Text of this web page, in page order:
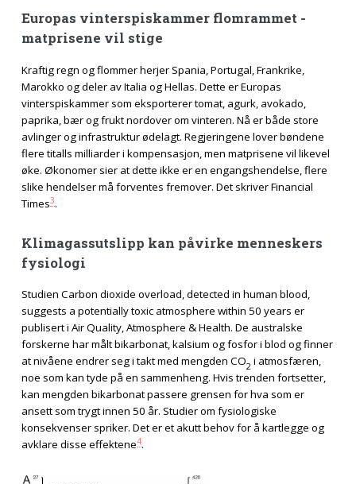
Europas vinterspiskammer flomrammet -
matprisene vil stige
Kraftig regn og flommer herjer Spania, Portugal, Frankrike,
Marokko og deler av Italia og Hellas. Dette er Europas
vinterspiskammer som eksporterer tomat, agurk, avokado,
paprika, bær og frukt nordover om vinteren. Nå er både store
avlinger og infrastruktur ødelagt. Regjeringene lover bøndene
flere titalls milliarder i kompensasjon, men matprisene vil likevel
øke. Økonomer sier at dette ikke er en engangshendelse, flere
slike hendelser må forventes fremover. Det skriver Financial
Times3.
Klimagassutslipp kan påvirke menneskers
fysiologi
Studien Carbon dioxide overload, detected in human blood,
suggests a potentially toxic atmosphere within 50 years er
publisert i Air Quality, Atmosphere & Health. De australske
forskerne har målt bikarbonat, kalsium og fosfor i blod og finner
at nivåene endrer seg i takt med mengden CO2 i atmosfæren,
noe som kan tyde på en sammenheng. Hvis trenden fortsetter,
kan mengden bikarbonat passere grensen for hva som er
ansett som trygt innen 50 år. Studier om fysiologiske
konsekvenser spriker. Det er et akutt behov for å kartlegge og
avklare disse effektene4.